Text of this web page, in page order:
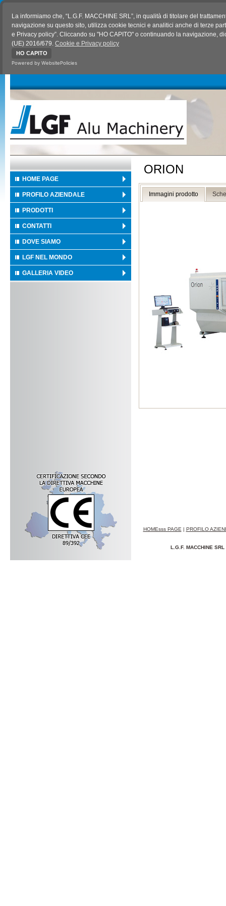
La informiamo che, “L.G.F. MACCHINE SRL”, in qualità di titolare del
navigazione su questo sito, utilizza cookie tecnici e analitici anche di terze
e Privacy policy”. Cliccando su "HO CAPITO" o continuando la navigazione,
(UE) 2016/679. Cookie e Privacy policy
HO CAPITO
Powered by WebsitePolicies
HOME PAGE
PROFILO AZIENDALE
PRODOTTI
CONTATTI
DOVE SIAMO
LGF NEL MONDO
GALLERIA VIDEO
ORION
Immagini prodotto
HOMEsss PAGE | PROFILO
L.G.F. MACCHINE SRL